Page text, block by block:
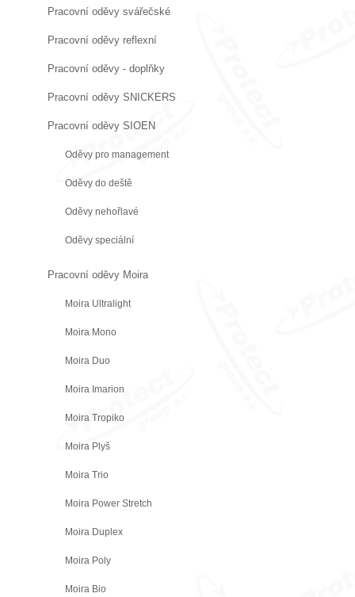
Pracovní oděvy svářečské
Pracovní oděvy reflexní
Pracovní oděvy - doplňky
Pracovní oděvy SNICKERS
Pracovní oděvy SIOEN
Oděvy pro management
Oděvy do deště
Oděvy nehořlavé
Oděvy speciální
Pracovní oděvy Moira
Moira Ultralight
Moira Mono
Moira Duo
Moira Imarion
Moira Tropiko
Moira Plyš
Moira Trio
Moira Power Stretch
Moira Duplex
Moira Poly
Moira Bio